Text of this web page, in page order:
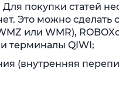
Для покупки статей
Это можно
или WMR),
и терминалы QIWI;
(внутренняя